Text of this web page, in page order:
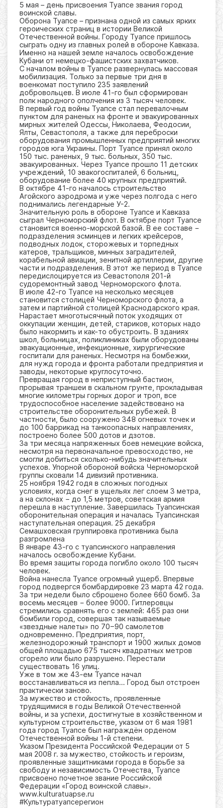
5 мая – день присвоения Туапсе звания город
воинской славы.
Оборона Туапсе – признана одной из самых ярких
героических страниц в истории Великой
Отечественной войны. Городу Туапсе пришлось
сыграть одну из главных ролей в обороне Кавказа.
Именно на нашей земле началось освобождение
Кубани от немецко-фашистских захватчиков.
С началом войны в Туапсе развернулась массовая
мобилизация. Только за первые три дня в
военкомат поступило 235 заявлений
добровольцев. В июле 41-го был сформирован
полк народного ополчения из 3 тысяч человек.
В первый год войны Туапсе стал перевалочным
пунктом для раненых на фронте и эвакуированных
мирных жителей Одессы, Николаева, Феодосии,
Ялты, Севастополя, а также для переброски
оборудования промышленных предприятий многих
городов юга Украины. Порт Туапсе принял около
150 тыс. раненых, 9 тыс. больных, 350 тыс.
эвакуированных. Через Туапсе прошло 11 детских
учреждений, 10 эвакогоспиталей, 6 больниц,
оборудование более 40 крупных предприятий.
В октябре 41-го началось строительство
Агойского аэродрома и уже через полгода с него
поднимались легендарные У-2.
Значительную роль в обороне Туапсе и Кавказа
сыграл Черноморский флот. В октябре порт Туапсе
становится военно-морской базой. В ее составе −
подразделения эсминцев и легких крейсеров,
подводных лодок, сторожевых и торпедных
катеров, тральщиков, минных заградителей,
корабельной авиации, зенитной артиллерии, другие
части и подразделения. В этот же период в Туапсе
передислоцируется из Севастополя 201-й
судоремонтный завод Черноморского флота.
В июле 42-го Туапсе на несколько месяцев
становится столицей Черноморского флота, а
затем и партийной столицей Краснодарского края.
Нарастает многотысячный поток уходящих от
оккупации женщин, детей, стариков, которых надо
было накормить и как-то обустроить. В зданиях
школ, больницах, поликлиниках были оборудованы
эвакуационные, инфекционные, хирургические
госпитали для раненых. Несмотря на бомбежки,
для нужд города и фронта работали предприятия и
заводы, некоторые круглосуточно.
Превращая город в неприступный бастион,
прорывая траншеи в скальном грунте, прокладывая
многие километры горных дорог и троп, все
трудоспособное население задействовано на
строительстве оборонительных рубежей. В
частности, было сооружено 348 огневых точек и
до 100 баррикад на танкоопасных направлениях,
построено более 500 дотов и дзотов.
За три месяца напряженных боев немецкие войска,
несмотря на первоначальное превосходство, не
смогли добиться сколько-нибудь значительных
успехов. Упорной обороной войска Черноморской
группы сковали 14 дивизий противника.
25 ноября 1942 годя в сложных погодных
условиях, когда снег в ущельях лег слоем 3 метра,
а на склонах − до 1,5 метров, советская армия
перешла в наступление. Завершилась Туапсинская
оборонительная операция и началась Туапсинская
наступательная операция. 25 декабря
Семашховская группировка противника была
разгромлена
В январе 43-го с туапсинского направления
началось освобождение Кубани.
Во время защиты города погибло около 100 тысяч
человек.
Война нанесла Туапсе огромный ущерб. Впервые
город подвергся бомбардировке 23 марта 42 года.
За три недели было сброшено более 660 бомб. За
восемь месяцев − более 9000. Гитлеровцы
стремились сравнять его с землей: 465 раз они
бомбили город, совершая так называемые
«звездные налеты» по 70−90 самолетов
одновременно. Предприятия, порт,
железнодорожный транспорт и 1900 жилых домов
общей площадью 675 тысяч квадратных метров
сгорело или было разрушено. Перестали
существовать 16 улиц.
Уже в том же 43-ем Туапсе начал
восстанавливаться из пепла… Город был отстроен
практически заново.
За мужество и стойкость, проявленные
трудящимися в годы Великой Отечественной
войны, и за успехи, достигнутые в хозяйственном и
культурном строительстве, указом от 6 мая 1981
года город Туапсе был награждён орденом
Отечественной войны 1-й степени.
Указом Президента Российской Федерации от 5
мая 2008 г. за мужество, стойкость и героизм,
проявленные защитниками города в борьбе за
свободу и независимость Отечества, Туапсе
присвоено почетное звание Российской
Федерации «Город воинской славы».
www.kulturatuapse.ru
#Культуратуапсерегион